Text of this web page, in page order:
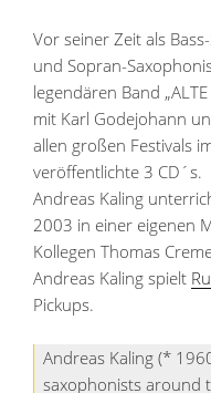
Vor seiner Zeit als
und Sopran-
legendären Band
mit Karl Godejohann
allen großen Festivals
veröffentlichte 3 CD´s.
Andreas Kaling
2003 in einer eigenen
Kollegen Thomas
Andreas Kaling spielt
Pickups.
Andreas Kaling (*
saxophonists around